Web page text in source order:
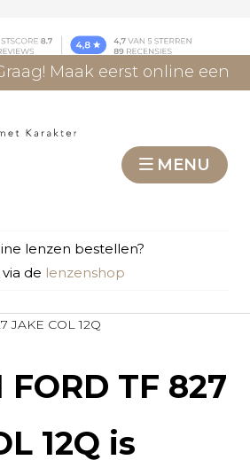
Maak eerst online een
MENU
lenzen bestellen?
de lenzenshop
JAKE COL 12Q
FORD TF 827
12Q is